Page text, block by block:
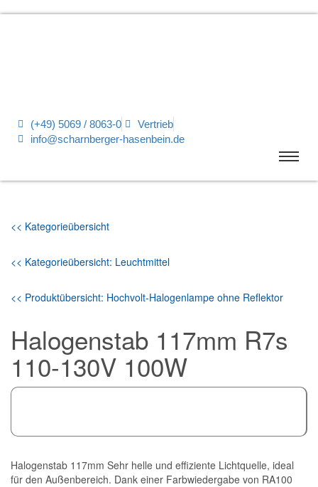
(+49) 5069 / 8063-0
Vertrieb
info@scharnberger-hasenbein.de
<< Kategorieübersicht
<< Kategorieübersicht: Leuchtmittel
<< Produktübersicht: Hochvolt-Halogenlampe ohne Reflektor
Halogenstab 117mm R7s
110-130V 100W
Halogenstab 117mm Sehr helle und effiziente Lichtquelle, ideal
für den Außenbereich. Dank einer Farbwiedergabe von RA100